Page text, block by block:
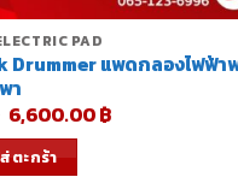
PAD
Drummer แพดกลองไฟฟ้า
พา
Original
price
was:
7,333.00 ฿.
6,600.00฿Current
ตะกร้า